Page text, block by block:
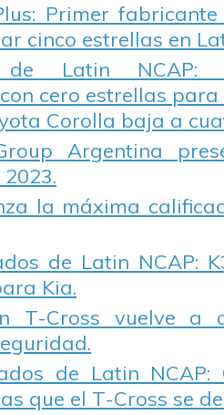
Primer
cinco estrellas en
de Latin NCAP:
cero estrellas para
Corolla baja a
Argentina
la máxima
de Latin NCAP:
Kia.
T-Cross vuelve a
de Latin NCAP:
que el T-Cross se